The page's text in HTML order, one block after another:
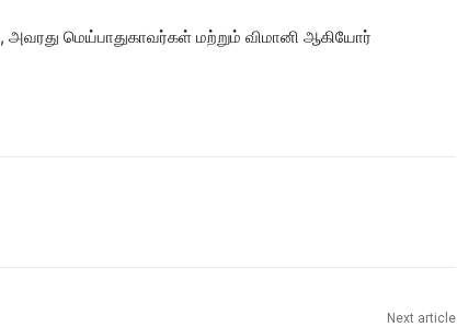
அவரது மெய்பாதுகாவர்கள் மற்றும் விமானி ஆகியோர்
Next article